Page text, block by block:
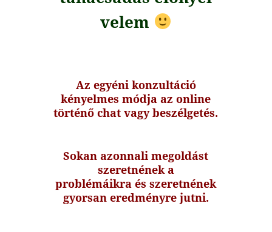
velem
Az egyéni konzultáció
kényelmes módja az online
történő chat vagy beszélgetés.
Sokan azonnali megoldást
szeretnének a
problémáikra és szeretnének
gyorsan eredményre jutni.